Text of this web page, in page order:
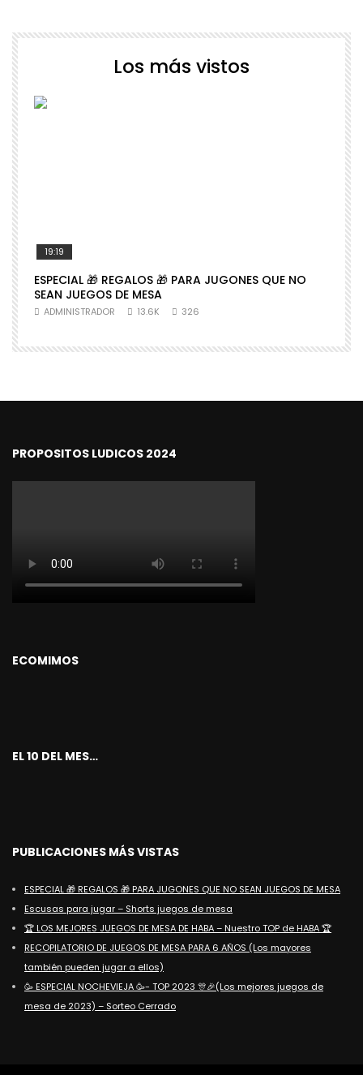
Los más vistos
19:19
ESPECIAL 🎁 REGALOS 🎁 PARA JUGONES QUE NO
SEAN JUEGOS DE MESA
ADMINISTRADOR 13.6K 326
PROPOSITOS LUDICOS 2024
ECOMIMOS
EL 10 DEL MES…
PUBLICACIONES MÁS VISTAS
ESPECIAL 🎁 REGALOS 🎁 PARA JUGONES QUE NO SEAN JUEGOS DE MESA
Escusas para jugar – Shorts juegos de mesa
🏆 LOS MEJORES JUEGOS DE MESA DE HABA – Nuestro TOP de HABA 🏆
RECOPILATORIO DE JUEGOS DE MESA PARA 6 AÑOS (Los mayores
también pueden jugar a ellos)
🥳 ESPECIAL NOCHEVIEJA 🥳- TOP 2023 🎊🎉(Los mejores juegos de
mesa de 2023) – Sorteo Cerrado